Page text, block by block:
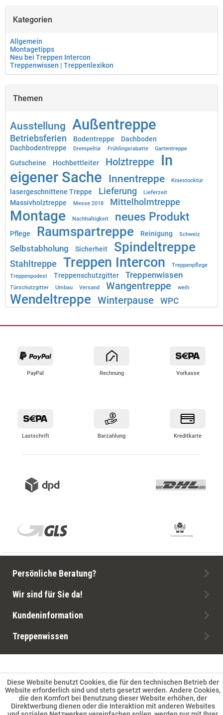
Kategorien
Allgemein
Montagetipps
Neu bei Treppen Intercon
Treppenwissen | Treppenlexikon
Themen
Ausstellung Außentreppe
Betriebsferien Bodentreppe
Dachboden
Dachbodentreppe
Drempeltür Frühlingsrabatte Gartentreppe
Gutscheine Hochbettleiter Holztreppe
In
eigener Sache Innentreppe Kniestocktür
lasergeschnittene Treppe Lieferung Lieferzeit
Massivholztreppe Messe 2018 Mittelholmtreppe
Montage Nachhaltigkeit neues Produkt
Pflege Raumspartreppe Reinigung Schweiz
Selbstabholung Sicherheit Spindeltreppe
Stahltreppe Treppen Intercon
Treppenpflege
Treppenpodest
Treppenschutzgitter Treppenwissen
Türschutzgitter Umbau Versand Wangentreppe weih
Wendeltreppe Winterpause WPC
PayPal Rechnung Vorkasse
Lastschrift Barzahlung Kreditkarte
Persönliche Beratung?
Wir sind für Sie da!
Kundeninformation
Treppenwissen
Diese Website benutzt Cookies, die für den technischen Betrieb der
Website erforderlich sind und stets gesetzt werden. Andere Cookies,
die den Komfort bei Benutzung dieser Website erhöhen, der
Direktwerbung dienen oder die Interaktion mit anderen Websites